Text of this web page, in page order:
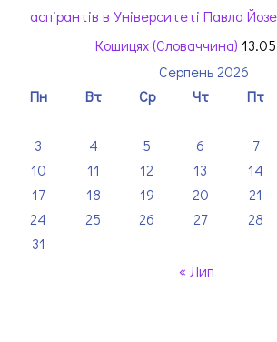
аспірантів в Університеті Павла
Кошицях (Словаччина)
Серпень 2026
Пн
Вт Ср Чт Пт
3
4 5 6 7
10
11 12 13 14
17
18 19 20 21
24
25 26 27 28
31
« Лип